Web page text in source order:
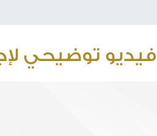
فيديو توضيحي